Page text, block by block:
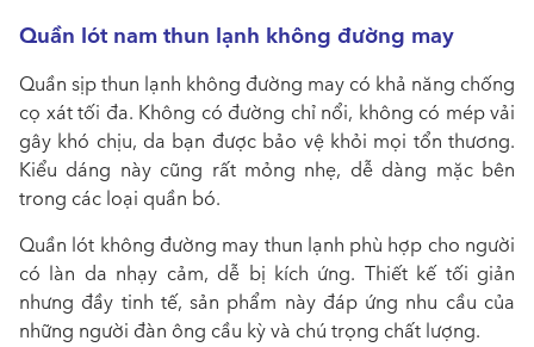
Quần lót nam thun lạnh không đường may
Quần sịp thun lạnh không đường may có khả năng chống
cọ xát tối đa. Không có đường chỉ nổi, không có mép vải
gây khó chịu, da bạn được bảo vệ khỏi mọi tổn thương.
Kiểu dáng này cũng rất mỏng nhẹ, dễ dàng mặc bên
trong các loại quần bó.
Quần lót không đường may thun lạnh phù hợp cho người
có làn da nhạy cảm, dễ bị kích ứng. Thiết kế tối giản
nhưng đầy tinh tế, sản phẩm này đáp ứng nhu cầu của
những người đàn ông cầu kỳ và chú trọng chất lượng.